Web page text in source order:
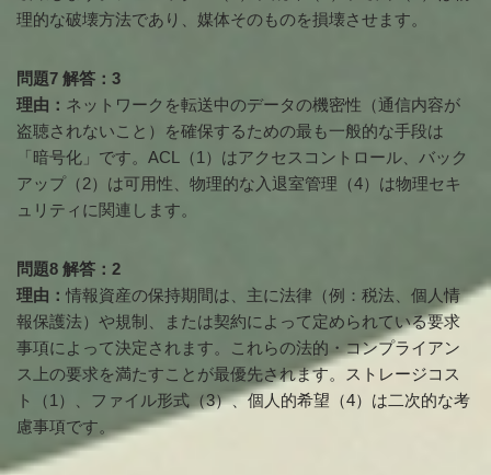
理的な破壊方法であり、媒体そのものを損壊させます。
問題7 解答：3
理由： ネットワークを転送中のデータの機密性（通信内容が
盗聴されないこと）を確保するための最も一般的な手段は
「暗号化」です。ACL（1）はアクセスコントロール、バック
アップ（2）は可用性、物理的な入退室管理（4）は物理セキ
ュリティに関連します。
問題8 解答：2
理由： 情報資産の保持期間は、主に法律（例：税法、個人情
報保護法）や規制、または契約によって定められている要求
事項によって決定されます。これらの法的・コンプライアン
ス上の要求を満たすことが最優先されます。ストレージコス
ト（1）、ファイル形式（3）、個人的希望（4）は二次的な考
慮事項です。